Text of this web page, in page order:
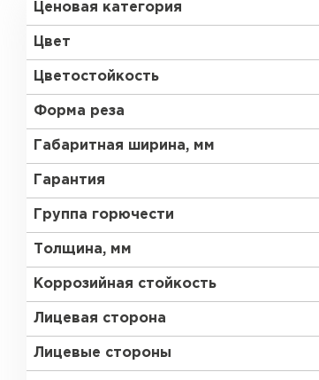
Ценовая категория
Цвет
Цветостойкость
Форма реза
Габаритная ширина, мм
Гарантия
Группа горючести
Толщина, мм
Коррозийная стойкость
Лицевая сторона
Лицевые стороны